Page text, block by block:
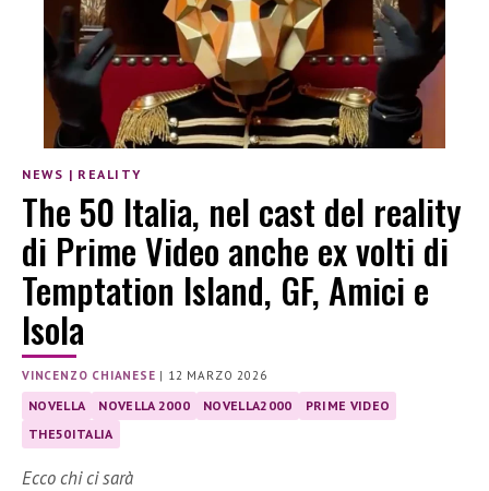
NEWS | REALITY
The 50 Italia, nel cast del reality
di Prime Video anche ex volti di
Temptation Island, GF, Amici e
Isola
VINCENZO CHIANESE | 12 MARZO 2026
NOVELLA NOVELLA 2000 NOVELLA2000
PRIME VIDEO
THE50ITALIA
Ecco chi ci sarà